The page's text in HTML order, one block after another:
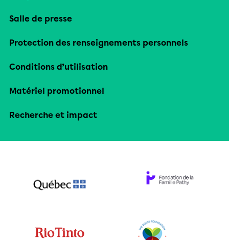
Salle de presse
Protection des renseignements personnels
Conditions d’utilisation
Matériel promotionnel
Recherche et impact